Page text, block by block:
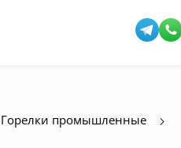
Горелки промышленные